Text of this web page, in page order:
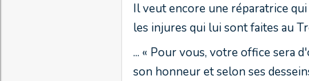
Il veut encore une réparatrice
les injures qui lui sont faites au
... « Pour vous, votre office sera
son honneur et selon ses